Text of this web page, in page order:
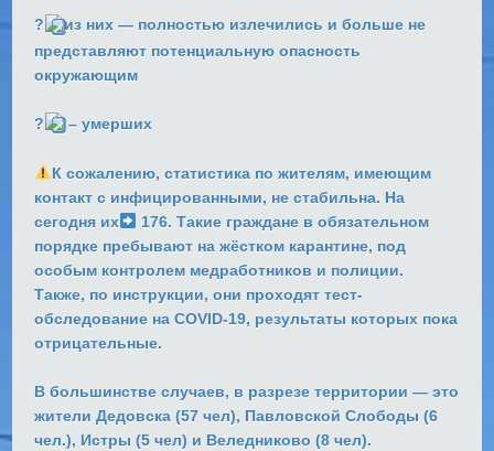
?
из них — полностью излечились и больше не
представляют потенциальную опасность
окружающим
?
– умерших ⠀⠀
К сожалению, статистика по жителям, имеющим
контакт с инфицированными, не стабильна. На
сегодня их
176. Такие граждане в обязательном
порядке пребывают на жёстком карантине, под
особым контролем медработников и полиции.
Также, по инструкции, они проходят тест-
обследование на COVID-19, результаты которых пока
отрицательные.
В большинстве случаев, в разрезе территории — это
жители Дедовска (57 чел), Павловской Слободы (6
чел.), Истры (5 чел) и Веледниково (8 чел).